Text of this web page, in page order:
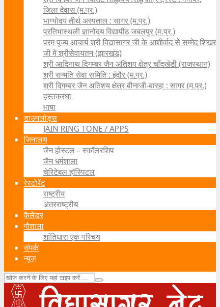
जिला देवास (म.प्र.)
भाग्योदय तीर्थ अस्पताल : सागर (म.प्र.)
प्रतिभास्थली ज्ञानोदय विद्यापीठ जबलपुर (म.प्र.)
परम पूज्य आचार्य श्री विद्यासागर जी के आशीर्वाद से सम्मेद शिखर
जी में श्रीसेवायतन (झारखंड)
श्री आदिनाथ दिगम्बर जैन अतिशय क्षेत्र चाँदखेडी (राजस्थान)
श्री सन्मति सेवा समिति : इंदौर (म.प्र.)
श्री दिगम्बर जैन अतिशय क्षेत्र बीनाजी-बारहा : सागर (म.प्र.)
हस्तकरघा
भाषा
डाउनलोड्स
JAIN RING TONE / APPS
जिनालय
जैन होस्टल – स्कॉलरशिप
जैन धर्मशाला
चेरिटेबल हॉस्पिटल
रेस्टोरेंट
राष्ट्रीय
अंतरराष्ट्रीय
कैलेंडर
गौशाला
शांतिधारा एक परिचय
संपर्क
न्यूज़